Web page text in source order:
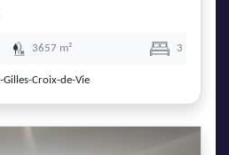
3657 m² 3
Gilles-Croix-de-Vie